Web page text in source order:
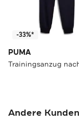
-33%*
PUMA
Trainingsanzug
Andere